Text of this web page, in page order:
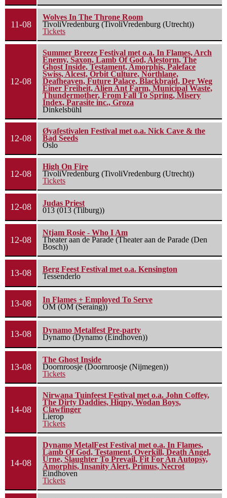
11-08
Wolves In The Throne Room
TivoliVredenburg (TivoliVredenburg (Utrecht))
Tickets
12-08
Summer Breeze Festival met o.a. In Flames, Arch
Enemy, Saxon, Lamb Of God, Alestorm, The
Ghost Inside, Testament, Amorphis, Paleface
Swiss, Alcest, Orbit Culture, Northlane,
Deafheaven, Future Palace, Blackbraid, Der Weg
Einer Freiheit, Alien Ant Farm, Municipal Waste,
Thundermother, From Fall To Spring, Misery
Index, Parasite inc., Groza
Dinkelsbühl
12-08
Øyafestivalen Festival met o.a. Nick Cave & the
Bad Seeds
Oslo
12-08
High On Fire
TivoliVredenburg (TivoliVredenburg (Utrecht))
Tickets
12-08
Judas Priest
013 (013 (Tilburg))
12-08
Ntjam Rosie - Who I Am
Theater aan de Parade (Theater aan de Parade (Den
Bosch))
13-08
Berg Feest Festival met o.a. Kensington
Tessenderlo
13-08
In Flames + Employed To Serve
OM (OM (Seraing))
13-08
Dynamo Metalfest Pre-party
Dynamo (Dynamo (Eindhoven))
13-08
The Ghost Inside
Doornroosje (Doornroosje (Nijmegen))
Tickets
14-08
Nirwana Tuinfeest Festival met o.a. John Coffey,
The Dirty Daddies, Hiqpy, Wodan Boys,
Clawfinger
Lierop
Tickets
14-08
Dynamo MetalFest Festival met o.a. In Flames,
Lamb Of God, Testament, Overkill, Death Angel,
Urne, Slaughter To Prevail, Fit For An Autopsy,
Amorphis, Insanity Alert, Primus, Necrot
Eindhoven
Tickets